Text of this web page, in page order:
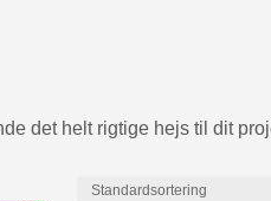
det helt rigtige hejs til dit